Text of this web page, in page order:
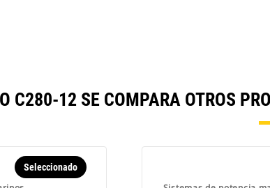
C280-12 SE COMPARA OTROS
Seleccionado